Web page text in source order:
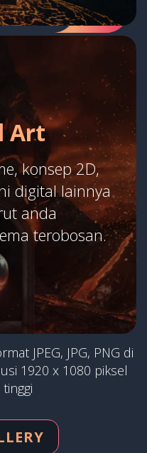
Art
konsep 2D,
digital lainnya
anda
terobosan.
JPEG, JPG, PNG di
1920 x 1080 piksel